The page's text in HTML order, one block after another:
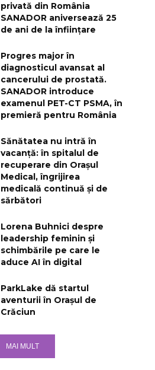
privată din România
SANADOR aniversează 25
de ani de la înființare
Progres major în
diagnosticul avansat al
cancerului de prostată.
SANADOR introduce
examenul PET-CT PSMA, în
premieră pentru România
Sănătatea nu intră în
vacanță: în spitalul de
recuperare din Orașul
Medical, îngrijirea
medicală continuă și de
sărbători
Lorena Buhnici despre
leadership feminin și
schimbările pe care le
aduce AI în digital
ParkLake dă startul
aventurii în Orașul de
Crăciun
MAI MULT